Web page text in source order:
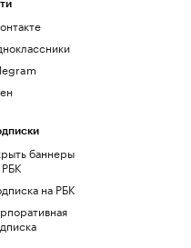
баннеры
РБК
на РБК